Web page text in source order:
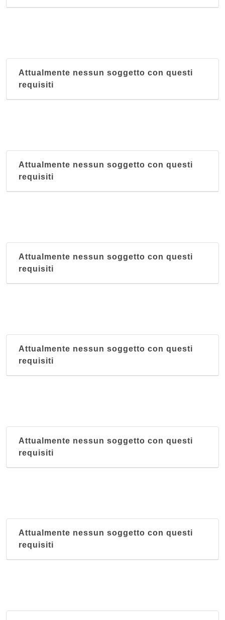
Attualmente nessun soggetto con questi
requisiti
Attualmente nessun soggetto con questi
requisiti
Attualmente nessun soggetto con questi
requisiti
Attualmente nessun soggetto con questi
requisiti
Attualmente nessun soggetto con questi
requisiti
Attualmente nessun soggetto con questi
requisiti